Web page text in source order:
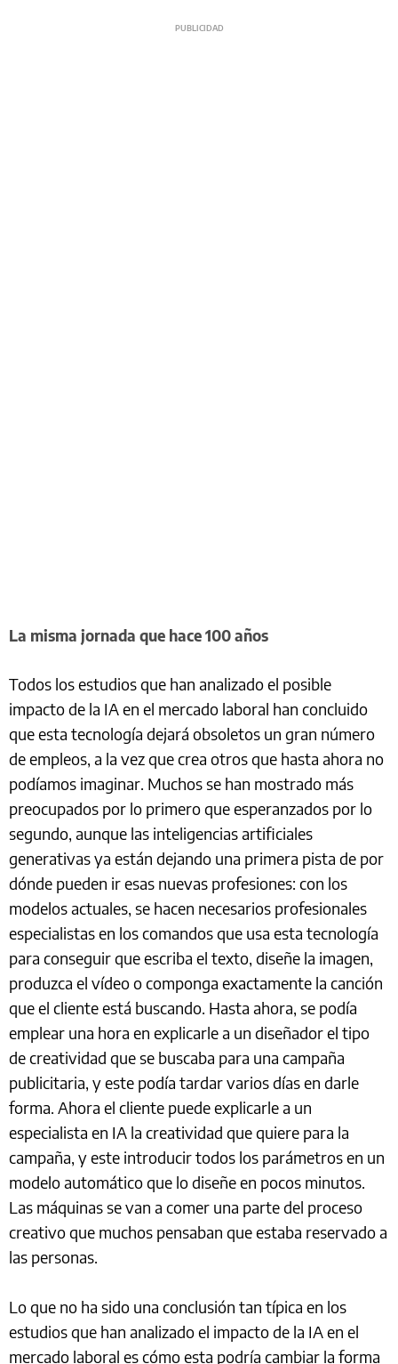
La misma jornada que hace 100 años
Todos los estudios que han analizado el posible
impacto de la IA en el mercado laboral han concluido
que esta tecnología dejará obsoletos un gran número
de empleos, a la vez que crea otros que hasta ahora no
podíamos imaginar. Muchos se han mostrado más
preocupados por lo primero que esperanzados por lo
segundo, aunque las inteligencias artificiales
generativas ya están dejando una primera pista de por
dónde pueden ir esas nuevas profesiones: con los
modelos actuales, se hacen necesarios profesionales
especialistas en los comandos que usa esta tecnología
para conseguir que escriba el texto, diseñe la imagen,
produzca el vídeo o componga exactamente la canción
que el cliente está buscando. Hasta ahora, se podía
emplear una hora en explicarle a un diseñador el tipo
de creatividad que se buscaba para una campaña
publicitaria, y este podía tardar varios días en darle
forma. Ahora el cliente puede explicarle a un
especialista en IA la creatividad que quiere para la
campaña, y este introducir todos los parámetros en un
modelo automático que lo diseñe en pocos minutos.
Las máquinas se van a comer una parte del proceso
creativo que muchos pensaban que estaba reservado a
las personas.
Lo que no ha sido una conclusión tan típica en los
estudios que han analizado el impacto de la IA en el
mercado laboral es cómo esta podría cambiar la forma